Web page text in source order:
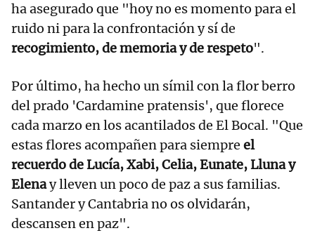
ha asegurado que "hoy no es momento para el
ruido ni para la confrontación y sí de
recogimiento, de memoria y de respeto".
Por último, ha hecho un símil con la flor berro
del prado 'Cardamine pratensis', que florece
cada marzo en los acantilados de El Bocal. "Que
estas flores acompañen para siempre el
recuerdo de Lucía, Xabi, Celia, Eunate, Lluna y
Elenay lleven un poco de paz a sus familias.
Santander y Cantabria no os olvidarán,
descansen en paz".